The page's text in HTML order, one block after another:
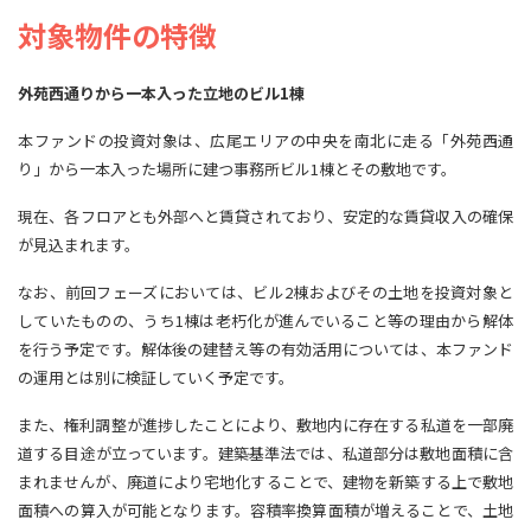
対象物件の特徴
外苑西通りから一本入った立地のビル1棟
本ファンドの投資対象は、広尾エリアの中央を南北に走る「外苑西通
り」から一本入った場所に建つ事務所ビル1棟とその敷地です。
現在、各フロアとも外部へと賃貸されており、安定的な賃貸収入の確保
が見込まれます。
なお、前回フェーズにおいては、ビル2棟およびその土地を投資対象と
していたものの、うち1棟は老朽化が進んでいること等の理由から解体
を行う予定です。解体後の建替え等の有効活用については、本ファンド
の運用とは別に検証していく予定です。
また、権利調整が進捗したことにより、敷地内に存在する私道を一部廃
道する目途が立っています。建築基準法では、私道部分は敷地面積に含
まれませんが、廃道により宅地化することで、建物を新築する上で敷地
面積への算入が可能となります。容積率換算面積が増えることで、土地